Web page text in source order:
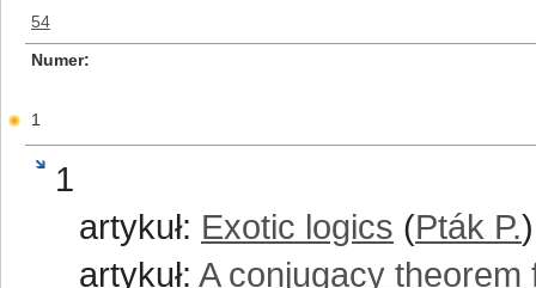
54
Numer
1
1
artykuł: Exotic logics (Pták P.
artykuł: A conjugacy